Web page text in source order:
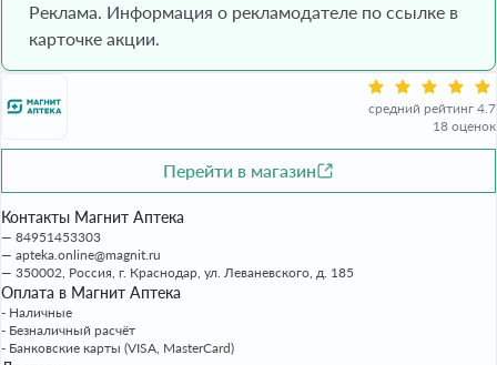
Реклама. Информация о рекламодателе по ссылке в
карточке акции.
средний рейтинг 4.7
18 оценок
Перейти в магазин
Контакты Магнит Аптека
84951453303
apteka.online@magnit.ru
350002, Россия, г. Краснодар, ул. Леваневского, д. 185
Оплата в Магнит Аптека
- Наличные
- Безналичный расчёт
- Банковские карты (VISA, MasterCard)